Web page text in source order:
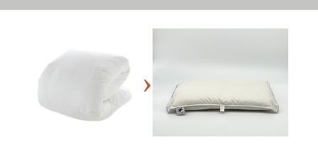
›